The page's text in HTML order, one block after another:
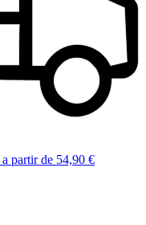
a partir de 54,90 €